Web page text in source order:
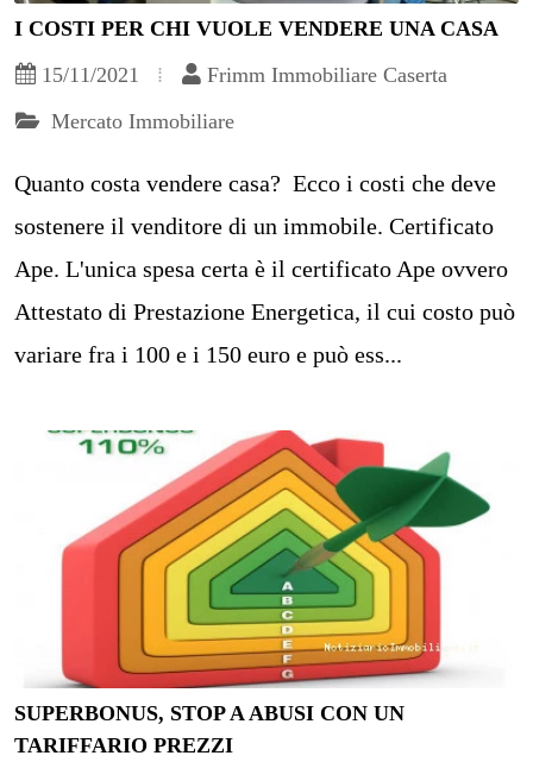
I COSTI PER CHI VUOLE VENDERE UNA CASA
15/11/2021
Frimm Immobiliare Caserta
Mercato Immobiliare
Quanto costa vendere casa? Ecco i costi che deve
sostenere il venditore di un immobile. Certificato
Ape. L'unica spesa certa è il certificato Ape ovvero
Attestato di Prestazione Energetica, il cui costo può
variare fra i 100 e i 150 euro e può ess...
SUPERBONUS, STOP A ABUSI CON UN
TARIFFARIO PREZZI